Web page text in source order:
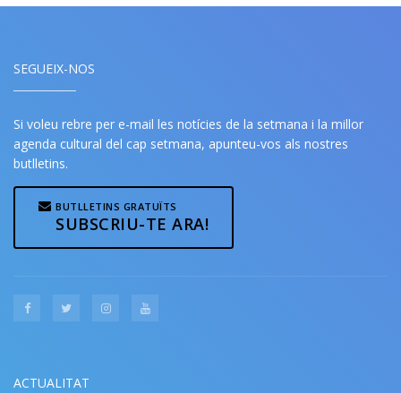
SEGUEIX-NOS
Si voleu rebre per e-mail les notícies de la setmana i la millor
agenda cultural del cap setmana, apunteu-vos als nostres
butlletins.
BUTLLETINS GRATUÏTS
SUBSCRIU-TE ARA!
ACTUALITAT